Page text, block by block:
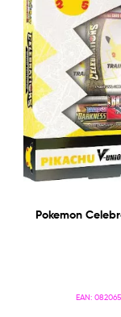
Pokemon
EAN: